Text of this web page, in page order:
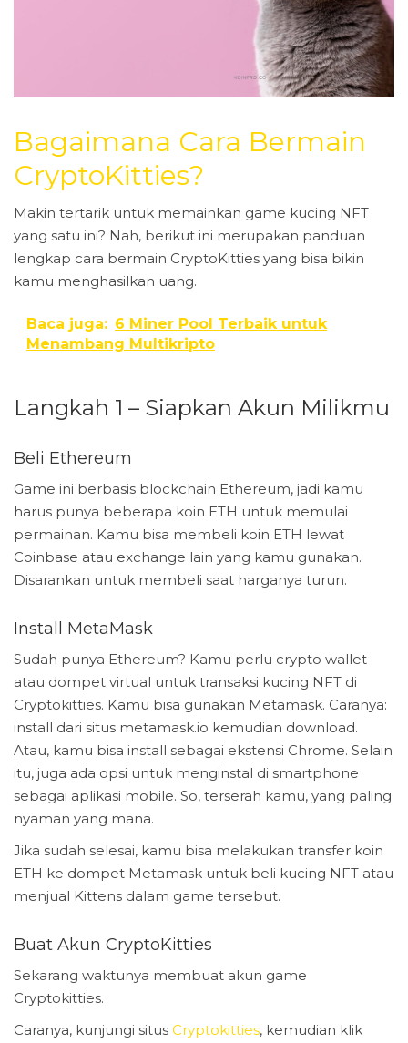
Bagaimana Cara Bermain
CryptoKitties?
Makin tertarik untuk memainkan game kucing NFT
yang satu ini? Nah, berikut ini merupakan panduan
lengkap cara bermain CryptoKitties yang bisa bikin
kamu menghasilkan uang.
Baca juga: 6 Miner Pool Terbaik untuk
Menambang Multikripto
Langkah 1 – Siapkan Akun Milikmu
Beli Ethereum
Game ini berbasis blockchain Ethereum, jadi kamu
harus punya beberapa koin ETH untuk memulai
permainan. Kamu bisa membeli koin ETH lewat
Coinbase atau exchange lain yang kamu gunakan.
Disarankan untuk membeli saat harganya turun.
Install MetaMask
Sudah punya Ethereum? Kamu perlu crypto wallet
atau dompet virtual untuk transaksi kucing NFT di
Cryptokitties. Kamu bisa gunakan Metamask. Caranya:
install dari situs metamask.io kemudian download.
Atau, kamu bisa install sebagai ekstensi Chrome. Selain
itu, juga ada opsi untuk menginstal di smartphone
sebagai aplikasi mobile. So, terserah kamu, yang paling
nyaman yang mana.
Jika sudah selesai, kamu bisa melakukan transfer koin
ETH ke dompet Metamask untuk beli kucing NFT atau
menjual Kittens dalam game tersebut.
Buat Akun CryptoKitties
Sekarang waktunya membuat akun game
Cryptokitties.
Caranya, kunjungi situs Cryptokitties, kemudian klik